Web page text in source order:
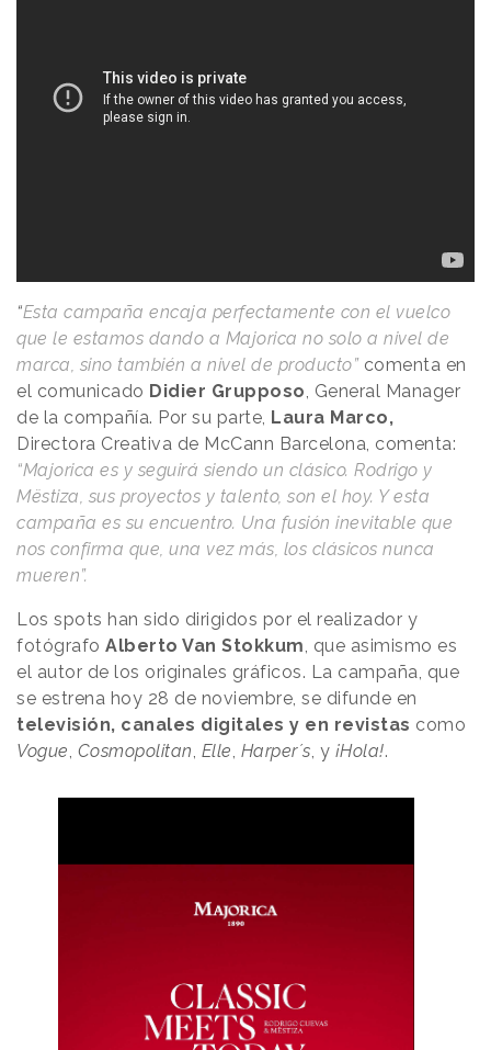
“Esta campaña encaja perfectamente con el vuelco
que le estamos dando a Majorica no solo a nivel de
marca, sino también a nivel de producto” comenta en
el comunicado Didier Grupposo, General Manager
de la compañía. Por su parte, Laura Marco,
Directora Creativa de McCann Barcelona, comenta:
“Majorica es y seguirá siendo un clásico. Rodrigo y
Mëstiza, sus proyectos y talento, son el hoy. Y esta
campaña es su encuentro. Una fusión inevitable que
nos confirma que, una vez más, los clásicos nunca
mueren”.
Los spots han sido dirigidos por el realizador y
fotógrafo Alberto Van Stokkum, que asimismo es
el autor de los originales gráficos. La campaña, que
se estrena hoy 28 de noviembre, se difunde en
televisión, canales digitales y en revistas como
Vogue, Cosmopolitan, Elle, Harper´s, y ¡Hola!.